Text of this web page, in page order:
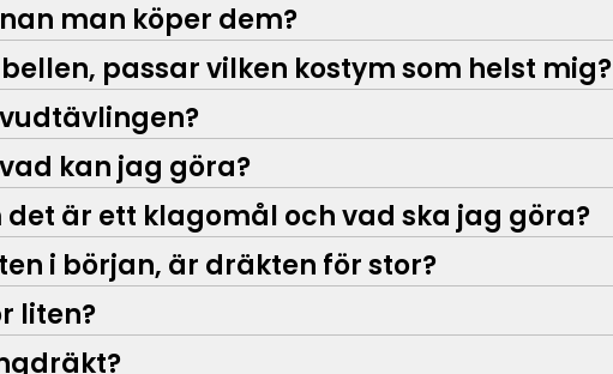
man köper dem?
passar vilken kostym som helst mig?
kan jag göra?
är ett klagomål och vad ska jag göra?
i början, är dräkten för stor?
liten?